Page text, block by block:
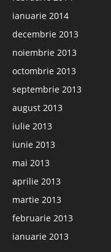
ianuarie 2014
decembrie 2013
noiembrie 2013
octombrie 2013
septembrie 2013
august 2013
iulie 2013
iunie 2013
mai 2013
aprilie 2013
martie 2013
februarie 2013
ianuarie 2013